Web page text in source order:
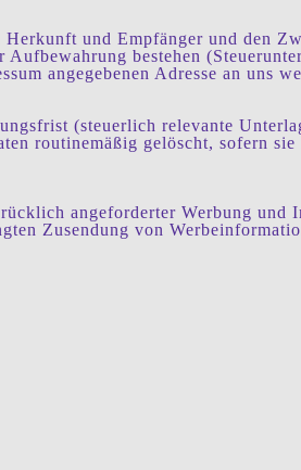
und Empfänger und den
bestehen
angegebenen Adresse an uns
(steuerlich relevante
routinemäßig gelöscht, sofern
angeforderter Werbung und
Zusendung von